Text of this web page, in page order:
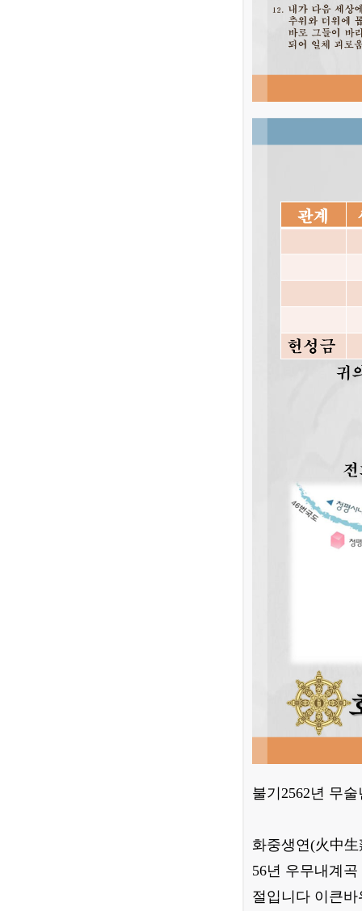
불기2562년 무
화중생연(火中
56년 우무내계
절입니다 이큰